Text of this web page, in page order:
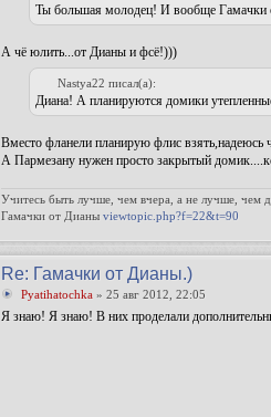
Ты большая молодец! И вообще Гамачки
А чё юлить...от Дианы и фсё!)))
Nastya22 писал(а):
Диана! А планируются домики
Вместо фланели планирую флис взять,надеюсь
А Пармезану нужен просто закрытый
Учитесь быть лучше, чeм вчера, а не лучше, чeм
Гамачки от Дианыviewtopic.php?f=22&t=90
Re: Гамачки от Дианы.)
Pyatihatochka » 25 авг 2012, 22:05
Я знаю! Я знаю! В них проделали